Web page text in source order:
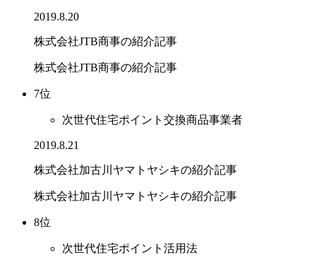
2019.8.20
株式会社JTB商事の紹介記事
株式会社JTB商事の紹介記事
7位
次世代住宅ポイント交換商品事業者
2019.8.21
株式会社加古川ヤマトヤシキの紹介記事
株式会社加古川ヤマトヤシキの紹介記事
8位
次世代住宅ポイント活用法